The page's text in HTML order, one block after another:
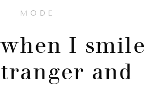
MODE
I smile
and